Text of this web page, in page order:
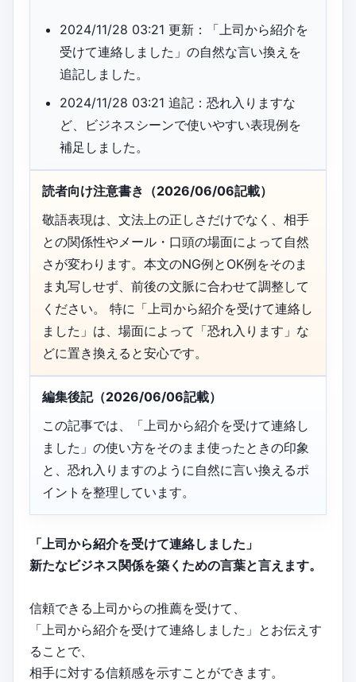
2024/11/28 03:21 更新：「上司から紹介を
受けて連絡しました」の自然な言い換えを
追記しました。
2024/11/28 03:21 追記：恐れ入りますな
ど、ビジネスシーンで使いやすい表現例を
補足しました。
読者向け注意書き（2026/06/06記載）
敬語表現は、文法上の正しさだけでなく、相手
との関係性やメール・口頭の場面によって自然
さが変わります。本文のNG例とOK例をそのま
ま丸写しせず、前後の文脈に合わせて調整して
ください。 特に「上司から紹介を受けて連絡し
ました」は、場面によって「恐れ入ります」な
どに置き換えると安心です。
編集後記（2026/06/06記載）
この記事では、「上司から紹介を受けて連絡し
ました」の使い方をそのまま使ったときの印象
と、恐れ入りますのように自然に言い換えるポ
イントを整理しています。
「上司から紹介を受けて連絡しました」
新たなビジネス関係を築くための言葉と言えます。
信頼できる上司からの推薦を受けて、
「上司から紹介を受けて連絡しました」とお伝えす
ることで、
相手に対する信頼感を示すことができます。